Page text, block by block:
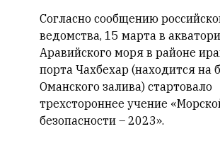
Согласно сообщению
ведомства, 15 марта в
Аравийского моря в районе
порта Чахбехар (находится на
Оманского залива) стартовало
трехстороннее учение
безопасности – 2023».